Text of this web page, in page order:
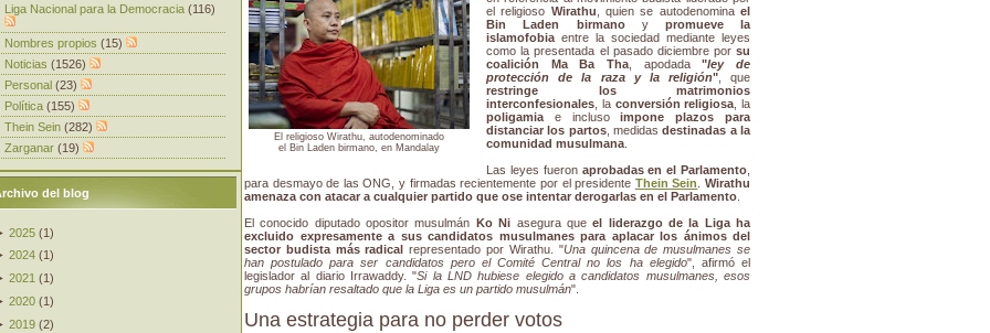
El religioso Wirathu, autodenominado
el Bin Laden birmano, en Mandalay
el religioso Wirathu , quien se autodenominael
Bin Laden birmanoy promueve la
islamofobia entre la sociedad mediante leyes
como la presentada el pasado diciembre por su
coalición Ma Ba Tha , apodada"ley de
protección de la raza y la religión", que
restringe los matrimonios
interconfesionales , la conversión religiosa , la
poligamia e inclusoimpone plazos para
distanciar los partos, medidasdestinadas a la
comunidad musulmana
Las leyes fueron aprobadas en el Parlamento
para desmayo de las ONG, y firmadas recientemente por el presidente Thein Sein .Wirathu
amenaza con atacar a cualquier partido que ose intentar derogarlas en el Parlamento
El conocido diputado opositor musulmán
Ko Ni asegura queel liderazgo de la Liga ha
excluido expresamente a sus candidatos musulmanes para aplacar los ánimos del
sector budista más radical
representado por Wirathu. "Una quincena de musulmanes se
han postulado para ser candidatos pero el Comité Central no los ha elegido", afirmó el
legislador al diario Irrawaddy. "Si la LND hubiese elegido a candidatos musulmanes, esos
grupos habrían resaltado que la Liga es un partido musulmán".
Una estrategia para no perder votos
Liga Nacional para la Democracia (116)
Nombres propios (15)
Noticias (1526)
Personal (23)
Política (155)
Thein Sein (282)
Zarganar (19)
del blog
2025 (1)
2024 (1 )
2021 (1)
2020 (1)
2019 (2)